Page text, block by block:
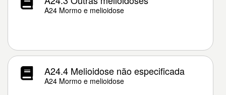
A24 Mormo e melioidose
A24.4 Melioidose não especificada
A24 Mormo e melioidose